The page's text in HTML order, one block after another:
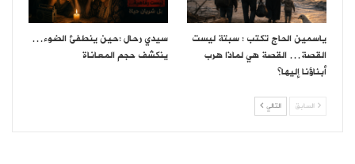
ياسمين الحاج تكتب : سبتة ليست
القصة… القصة هي لماذا هرب
أبناؤنا إليها؟
سيدي رحال :حين ينطفئ الضوء…
ينكشف حجم المعاناة
السابق التالي